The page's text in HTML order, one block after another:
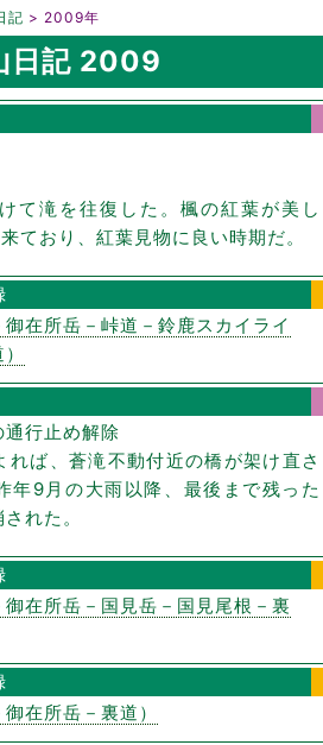
記 2009年
日記 2009
て滝を往復した。楓の紅葉が美し
ており、紅葉見物に良い時期だ。
在所岳－峠道－鈴鹿スカイライ
行止め解除
ば、蒼滝不動付近の橋が架け直さ
年9月の大雨以降、最後まで残った
れた。
在所岳－国見岳－国見尾根－裏
在所岳－裏道）